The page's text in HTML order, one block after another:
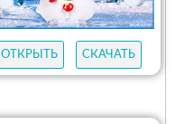
ОТКРЫТЬ СКАЧАТЬ